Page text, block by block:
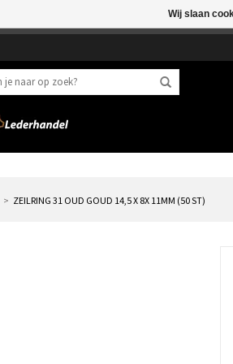
ZEILRING 31 OUD GOUD 14,5 X 8X 11MM (50 ST)
Wij slaan
Beste klant, I.v.m.